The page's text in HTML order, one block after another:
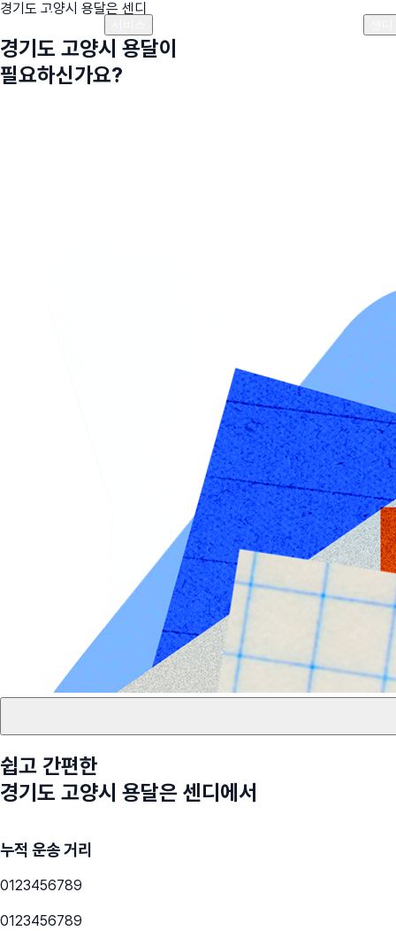
경기도 고양시 용달은 센디
경기도 고양시 용달이
필요하신가요?
쉽고 간편한
경기도 고양시 용달은 센디에서
누적 운송 거리
0123456789
0123456789